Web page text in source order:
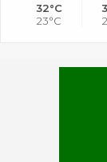
32°C
23°C